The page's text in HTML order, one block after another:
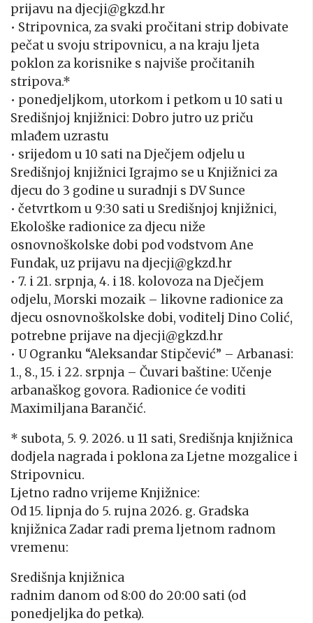
prijavu na djecji@gkzd.hr
• Stripovnica, za svaki pročitani strip dobivate
pečat u svoju stripovnicu, a na kraju ljeta
poklon za korisnike s najviše pročitanih
stripova.*
• ponedjeljkom, utorkom i petkom u 10 sati u
Središnjoj knjižnici: Dobro jutro uz priču
mlađem uzrastu
• srijedom u 10 sati na Dječjem odjelu u
Središnjoj knjižnici Igrajmo se u Knjižnici za
djecu do 3 godine u suradnji s DV Sunce
• četvrtkom u 9:30 sati u Središnjoj knjižnici,
Ekološke radionice za djecu niže
osnovnoškolske dobi pod vodstvom Ane
Fundak, uz prijavu na djecji@gkzd.hr
• 7. i 21. srpnja, 4. i 18. kolovoza na Dječjem
odjelu, Morski mozaik – likovne radionice za
djecu osnovnoškolske dobi, voditelj Dino Colić,
potrebne prijave na djecji@gkzd.hr
• U Ogranku “Aleksandar Stipčević” – Arbanasi:
1., 8., 15. i 22. srpnja – Čuvari baštine: Učenje
arbanaškog govora. Radionice će voditi
MaximiljanaBarančić.
* subota, 5. 9. 2026. u 11 sati, Središnja knjižnica
dodjela nagrada i poklona za Ljetne mozgalice i
Stripovnicu.
Ljetno radno vrijeme Knjižnice:
Od 15. lipnja do 5. rujna 2026. g. Gradska
knjižnica Zadar radi prema ljetnom radnom
vremenu:
Središnja knjižnica
radnim danom od 8:00 do 20:00 sati (od
ponedjeljka do petka).